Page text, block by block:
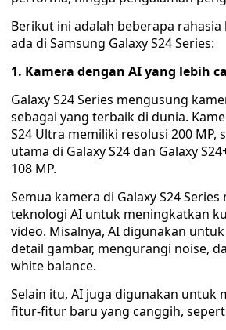
Berikut ini adalah beberapa
ada di Samsung Galaxy S24 Series:
1. Kamera dengan AI yang lebih
Galaxy S24 Series mengusung
sebagai yang terbaik di dunia.
S24 Ultra memiliki resolusi 200 MP,
utama di Galaxy S24 dan Galaxy
108 MP.
Semua kamera di Galaxy S24
teknologi AI untuk meningkatkan
video. Misalnya, AI digunakan
detail gambar, mengurangi noise,
white balance.
Selain itu, AI juga digunakan untuk
fitur-fitur baru yang canggih,